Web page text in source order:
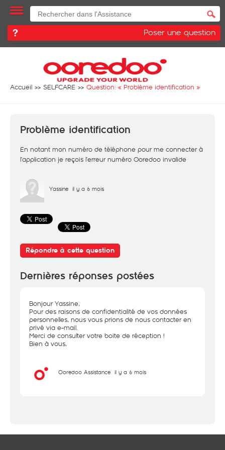
Poser une question
Accueil SELFCARE Question: « Problème identification »
Problème identification
En notant mon numéro de téléphone pour me connecter à
l’application je reçois l’erreur numéro Ooredoo invalide
Yassine il y a 6 mois
Répondre à cette question
Dernières réponses postées
Bonjour Yassine,
Pour des raisons de confidentialité de vos données
personnelles, nous vous prions de nous contacter en
privé via e-mail.
Merci de consulter votre boite de réception !
Bien à vous,
Ooredoo Assistance il y a 6 mois